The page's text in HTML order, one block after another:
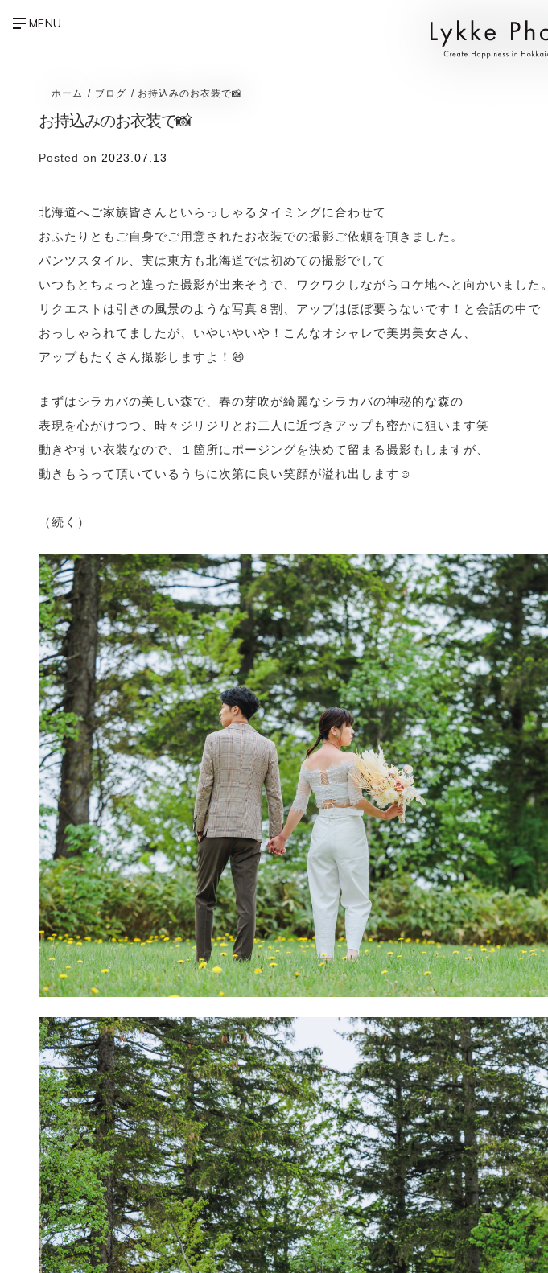
ホーム ブログ お持込みのお衣装で📸
お持込みのお衣装で📸
Posted on 2023.07.13
北海道へご家族皆さんといらっしゃるタイミングに合わせて
おふたりともご自身でご用意されたお衣装での撮影ご依頼を頂きました。
パンツスタイル、実は東方も北海道では初めての撮影でして
いつもとちょっと違った撮影が出来そうで、ワクワクしながらロケ地へと向かいました。
リクエストは引きの風景のような写真８割、アップはほぼ要らないです！と会話の中で
おっしゃられてましたが、いやいやいや！こんなオシャレで美男美女さん、
アップもたくさん撮影しますよ！😆
まずはシラカバの美しい森で、春の芽吹が綺麗なシラカバの神秘的な森の
表現を心がけつつ、時々ジリジリとお二人に近づきアップも密かに狙います笑
動きやすい衣装なので、１箇所にポージングを決めて留まる撮影もしますが、
動きもらって頂いているうちに次第に良い笑顔が溢れ出します☺️
（続く）